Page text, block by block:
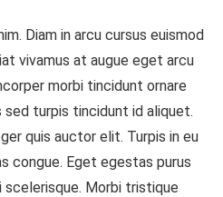
Diam in arcu cursus euismod
vivamus at augue eget arcu
morbi tincidunt ornare
turpis tincidunt id aliquet.
quis auctor elit. Turpis in eu
congue. Eget egestas purus
scelerisque. Morbi tristique